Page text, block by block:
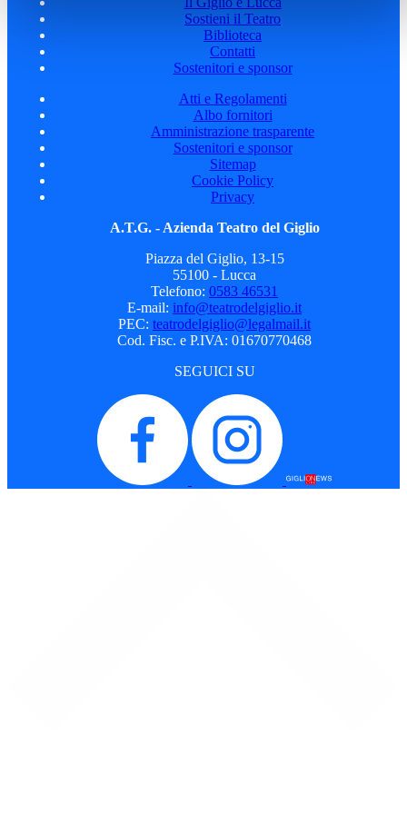
Sostieni il Teatro
Biblioteca
Contatti
Sostenitori e sponsor
Atti e Regolamenti
Albo fornitori
Amministrazione trasparente
Sostenitori e sponsor
Sitemap
Cookie Policy
Privacy
A.T.G. - Azienda Teatro del Giglio
Piazza del Giglio, 13-15
55100 - Lucca
Telefono: 0583 46531
E-mail: info@teatrodelgiglio.it
PEC: teatrodelgiglio@legalmail.it
Cod. Fisc. e P.IVA: 01670770468
SEGUICI SU